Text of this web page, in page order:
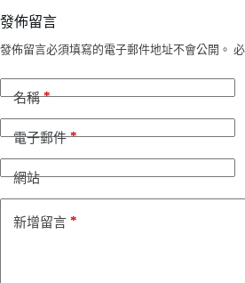
發佈留言
發佈留言必須填寫的電子郵件地址不會公開。
名稱*
電子郵件*
網站
新增留言 *